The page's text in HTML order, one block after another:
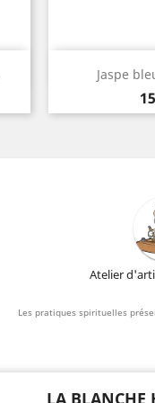
Jaspe

Atelier
Les pratiques spirituelles
LA BLANCHE